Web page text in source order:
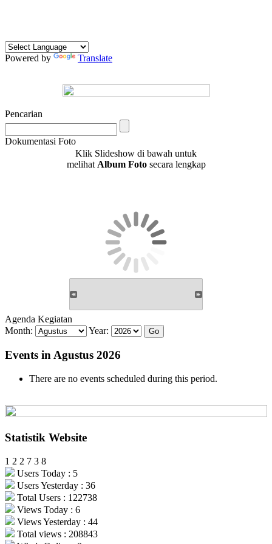
Powered by Translate
Pencarian
Dokumentasi Foto
Klik Slideshow di bawah untuk
melihat Album Fotosecara lengkap
Agenda Kegiatan
Month:
Year:
Events in Agustus 2026
There are no events scheduled during this period.
Statistik Website
1 2 2 7 3 8
Users Today : 5
Users Yesterday : 36
Total Users : 122738
Views Today : 6
Views Yesterday : 44
Total views : 208843